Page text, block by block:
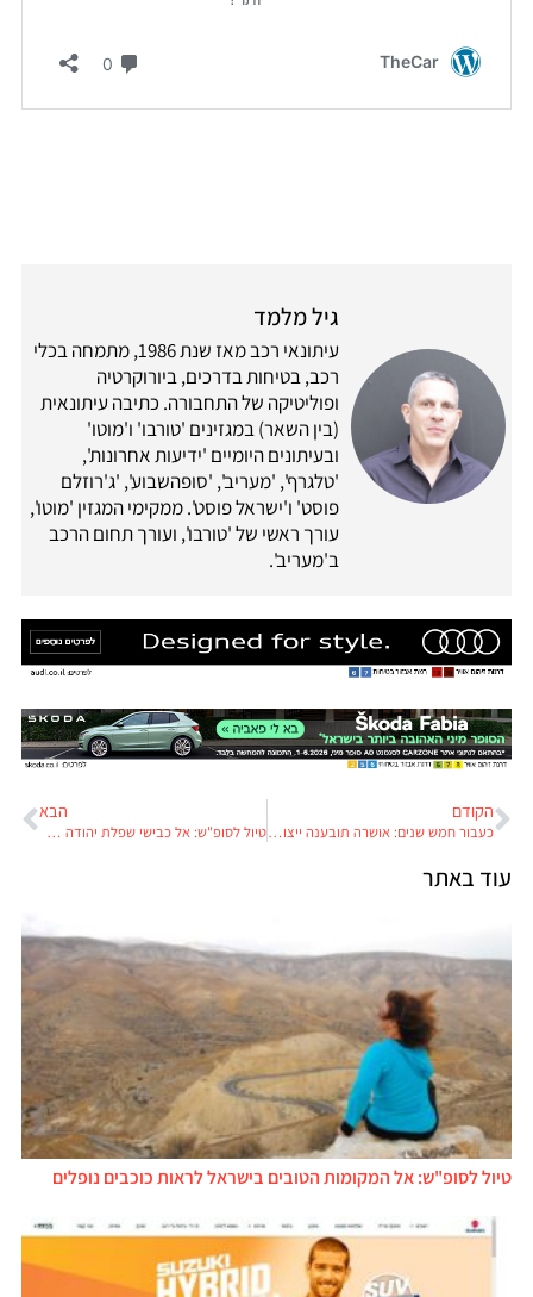
גיל מלמד
עיתונאי רכב מאז שנת 1986, מתמחה בכלי
רכב, בטיחות בדרכים, ביורוקרטיה
ופוליטיקה של התחבורה. כתיבה עיתונאית
(בין השאר) במגזינים 'טורבו' ו'מוטו'
ובעיתונים היומיים 'ידיעות אחרונות',
'טלגרף', 'מעריב', 'סופהשבוע', 'ג'רוזלם
פוסט' ו'ישראל פוסט'. ממקימי המגזין 'מוטו',
עורך ראשי של 'טורבו', ועורך תחום הרכב
ב'מעריב'.
הקודם
כעבור חמש שנים: אושרה תובענה ייצוגית נגד טסלה ישראל, אבל זאת רק תחילת הדרך
הבא
טיול לסופ"ש: אל כבישי שפלת יהודה בנהיגת לילה
עוד באתר
טיול לסופ"ש: אל המקומות הטובים בישראל לראות כוכבים נופלים